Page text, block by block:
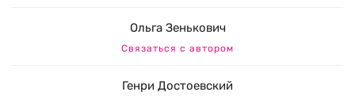
Ольга Зенькович
Связаться с автором
Генри Достоевский